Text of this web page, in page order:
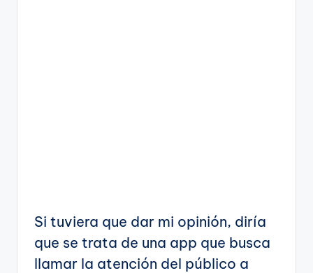
Si tuviera que dar mi opinión, diría
que se trata de una app que busca
llamar la atención del público a